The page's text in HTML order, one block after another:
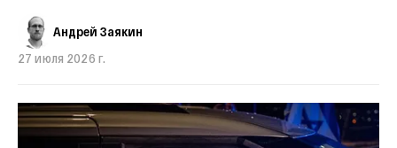
Андрей Заякин
27 июля 2026 г.